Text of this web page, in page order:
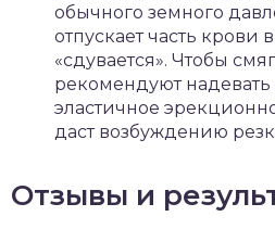
обычного земного
отпускает часть крови
«сдувается». Чтобы
рекомендуют
эластичное
даст возбуждению
Отзывы и